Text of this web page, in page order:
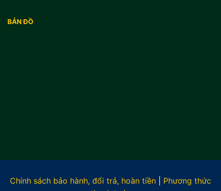
BẢN ĐỒ
Chính sách bảo hành, đổi trả, hoàn tiền
Phương thức